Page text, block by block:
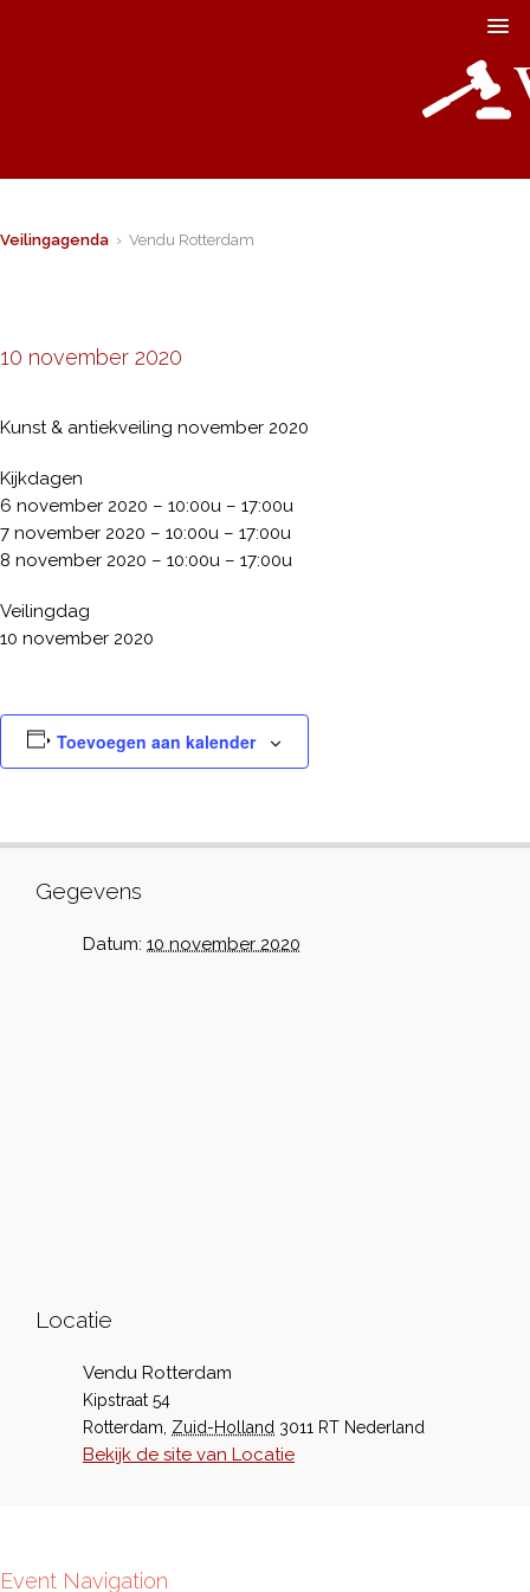
Veilingagenda › Vendu Rotterdam
10 november 2020
Kunst & antiekveiling november 2020
Kijkdagen
6 november 2020 – 10:00u – 17:00u
7 november 2020 – 10:00u – 17:00u
8 november 2020 – 10:00u – 17:00u
Veilingdag
10 november 2020
Toevoegen aan kalender
Gegevens
Datum: 10 november 2020
Locatie
Vendu Rotterdam
Kipstraat 54
Rotterdam Zuid-Holland 3011 RT Nederland
Bekijk de site van Locatie
Event Navigation